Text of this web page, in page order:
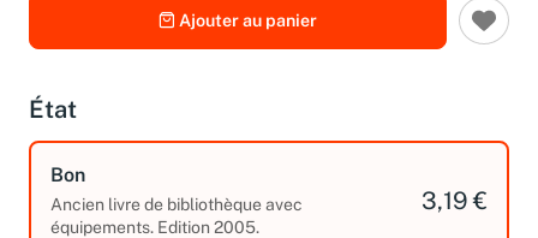
Ajouter au panier
État
Bon
Ancien livre de bibliothèque avec
équipements. Edition 2005.
3,19 €